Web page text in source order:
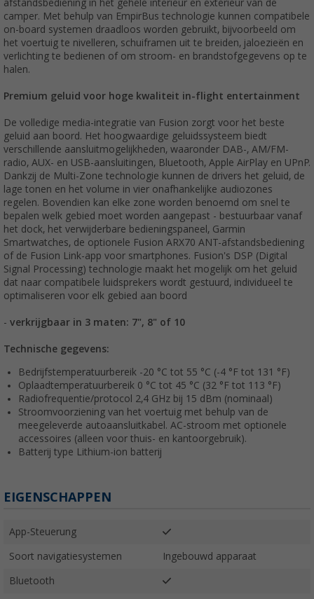
afstandsbediening in het gehele interieur en exterieur van de
camper. Met behulp van EmpirBus technologie kunnen compatibele
on-board systemen draadloos worden gebruikt, bijvoorbeeld om
het voertuig te nivelleren, schuiframen uit te breiden, jaloezieën en
verlichting te bedienen of om stroom- en brandstofgegevens op te
halen.
Premium geluid voor hoge kwaliteit in-flight entertainment
De volledige media-integratie van Fusion zorgt voor het beste
geluid aan boord. Het hoogwaardige geluidssysteem biedt
verschillende aansluitmogelijkheden, waaronder DAB-, AM/FM-
radio, AUX- en USB-aansluitingen, Bluetooth, Apple AirPlay en UPnP.
Dankzij de Multi-Zone technologie kunnen de drivers het geluid, de
lage tonen en het volume in vier onafhankelijke audiozones
regelen. Bovendien kan elke zone worden benoemd om snel te
bepalen welk gebied moet worden aangepast - bestuurbaar vanaf
het dock, het verwijderbare bedieningspaneel, Garmin
Smartwatches, de optionele Fusion ARX70 ANT-afstandsbediening
of de Fusion Link-app voor smartphones. Fusion's DSP (Digital
Signal Processing) technologie maakt het mogelijk om het geluid
dat naar compatibele luidsprekers wordt gestuurd, individueel te
optimaliseren voor elk gebied aan boord
- verkrijgbaar in 3 maten: 7", 8" of 10
Technische gegevens:
Bedrijfstemperatuurbereik -20 °C tot 55 °C (-4 °F tot 131 °F)
Oplaadtemperatuurbereik 0 °C tot 45 °C (32 °F tot 113 °F)
Radiofrequentie/protocol 2,4 GHz bij 15 dBm (nominaal)
Stroomvoorziening van het voertuig met behulp van de
meegeleverde autoaansluitkabel. AC-stroom met optionele
accessoires (alleen voor thuis- en kantoorgebruik).
Batterij type Lithium-ion batterij
EIGENSCHAPPEN
App-Steuerung
Soort navigatiesystemen Ingebouwd apparaat
Bluetooth